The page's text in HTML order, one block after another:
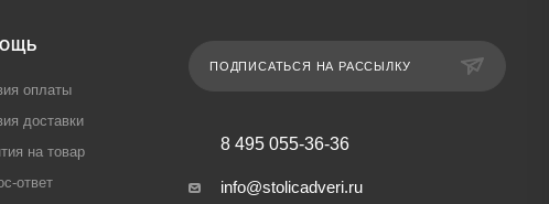
оплаты
доставки
на товар
ответ
ПОДПИСАТЬСЯ НА РАССЫЛКУ
8 495 055-36-36
info@stolicadveri.ru